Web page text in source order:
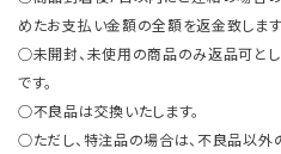
めたお支払い金額の全額を返金致します
○未開封、未使用の商品のみ返品可とし
です。
○不良品は交換いたします。
○ただし、特注品の場合は、不良品以